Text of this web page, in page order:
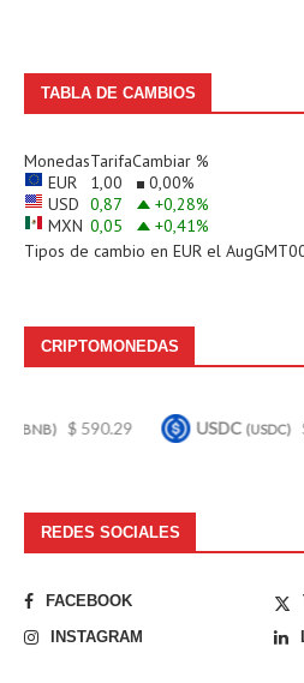
TABLA DE CAMBIOS
MonedasTarifaCambiar %
EUR
1,00 0,00%
USD 0,87 +0,28%
MXN 0,05 +0,41%
Tipos de cambio en EUR el
CRIPTOMONEDAS
USDC(USDC) $ 0.999598
REDES SOCIALES
FACEBOOK
INSTAGRAM